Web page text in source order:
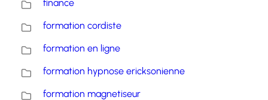
finance
formation cordiste
formation en ligne
formation hypnose ericksonienne
formation magnetiseur